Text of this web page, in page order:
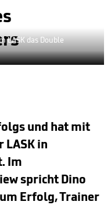
LASK das Double
und hat mit
LASK in
Im
spricht Dino
Erfolg, Trainer